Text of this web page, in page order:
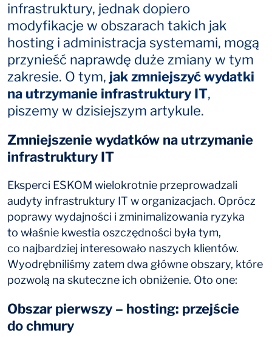
infrastruktury, jednak dopiero
modyfikacje w obszarach takich jak
hosting i administracja systemami, mogą
przynieść naprawdę duże zmiany w tym
zakresie. O tym, jak zmniejszyć wydatki
na utrzymanie infrastruktury IT,
piszemy w dzisiejszym artykule.
Zmniejszenie wydatków na utrzymanie
infrastruktury IT
Eksperci ESKOM wielokrotnie przeprowadzali
audyty infrastruktury IT w organizacjach. Oprócz
poprawy wydajności i zminimalizowania ryzyka
to właśnie kwestia oszczędności była tym,
co najbardziej interesowało naszych klientów.
Wyodrębniliśmy zatem dwa główne obszary, które
pozwolą na skuteczne ich obniżenie. Oto one:
Obszar pierwszy – hosting: przejście
do chmury